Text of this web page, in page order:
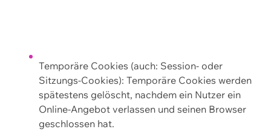
Temporäre Cookies (auch: Session- oder
Sitzungs-Cookies): Temporäre Cookies werden
spätestens gelöscht, nachdem ein Nutzer ein
Online-Angebot verlassen und seinen Browser
geschlossen hat.